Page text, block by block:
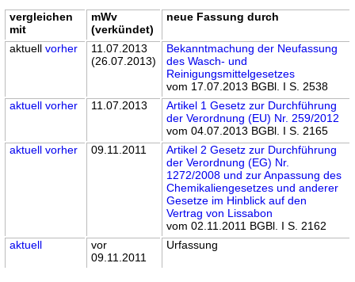
vergleichen
mit
mWv
(verkündet)
neue Fassung durch
aktuellvorher
11.07.2013
(26.07.2013)
Bekanntmachung der Neufassung
des Wasch- und
Reinigungsmittelgesetzes
vom 17.07.2013 BGBl. I S. 2538
aktuell vorher 11.07.2013
Artikel 1 Gesetz zur Durchführung
der Verordnung (EU) Nr. 259/2012
vom 04.07.2013 BGBl. I S. 2165
aktuell vorher 09.11.2011
Artikel 2 Gesetz zur Durchführung
der Verordnung (EG) Nr.
1272/2008 und zur Anpassung des
Chemikaliengesetzes und anderer
Gesetze im Hinblick auf den
Vertrag von Lissabon
vom 02.11.2011 BGBl. I S. 2162
aktuell
vor
09.11.2011
Urfassung